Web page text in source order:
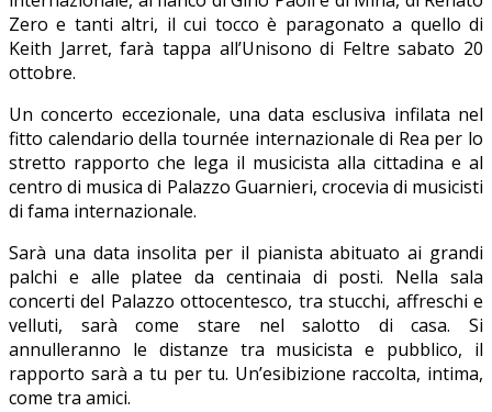
Zero e tanti altri, il cui tocco è paragonato a quello di
Keith Jarret, farà tappa all’Unisono di Feltre sabato 20
ottobre.
Un concerto eccezionale, una data esclusiva infilata nel
fitto calendario della tournée internazionale di Rea per lo
stretto rapporto che lega il musicista alla cittadina e al
centro di musica di Palazzo Guarnieri, crocevia di musicisti
di fama internazionale.
Sarà una data insolita per il pianista abituato ai grandi
palchi e alle platee da centinaia di posti. Nella sala
concerti del Palazzo ottocentesco, tra stucchi, affreschi e
velluti, sarà come stare nel salotto di casa. Si
annulleranno le distanze tra musicista e pubblico, il
rapporto sarà a tu per tu. Un’esibizione raccolta, intima,
come tra amici.